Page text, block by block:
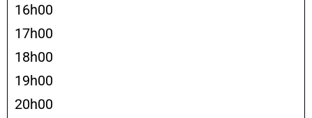
16h00
17h00
18h00
19h00
20h00